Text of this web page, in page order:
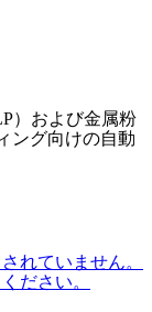
）および金属粉
ング向けの自動
れていません。
ださい。